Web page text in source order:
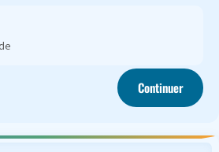
Continuer